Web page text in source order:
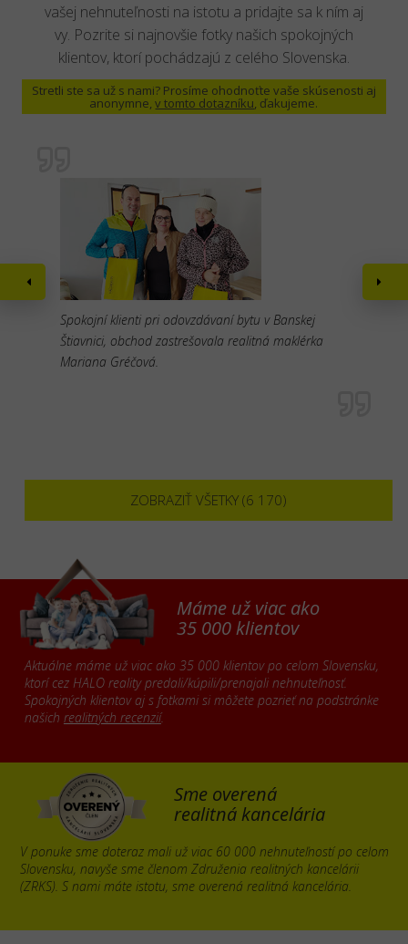
vašej nehnuteľnosti na istotu a pridajte sa k ním aj
vy. Pozrite si najnovšie fotky našich spokojných
klientov, ktorí pochádzajú z celého Slovenska.
Stretli ste sa už s nami? Prosíme ohodnoťte vaše skúsenosti aj
anonymne,v tomto dotazníku, ďakujeme.
Spokojní klienti pri odovzdávaní bytu v Banskej
Štiavnici, obchod zastrešovala realitná maklérka
Mariana Gréčová.
ZOBRAZIŤ VŠETKY (6 170)
Máme už viac ako
35 000 klientov
Aktuálne máme už viac ako 35 000 klientov po celom Slovensku,
ktorí cez HALO reality predali/kúpili/prenajali nehnuteľnosť.
Spokojných klientov aj s fotkami si môžete pozrieť na podstránke
našich realitných recenzií.
Sme overená
realitná kancelária
V ponuke sme doteraz mali už viac 60 000 nehnuteľností po celom
Slovensku, navyše sme členom Združenia realitných kancelárii
(ZRKS). S nami máte istotu, sme overená realitná kancelária.